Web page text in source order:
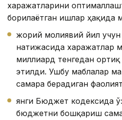
харажатларини
борилаётган ишлар ҳақида
жорий молиявий йил учун
натижасида харажатлар
миллиард тенгедан
этилди. Ушбу маблағлар
самара берадиган
янги Бюджет кодексида
бюджетни бошқариш